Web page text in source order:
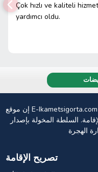
Çok hızlı ve kaliteli
yardımcı oldu.
إن موقع E-Ikametsigorta.com ليس تابعاً لإدارة الهجرة عبر الإنترنت وليس
السلطة المخولة بإصدار
تصريح الإقامة